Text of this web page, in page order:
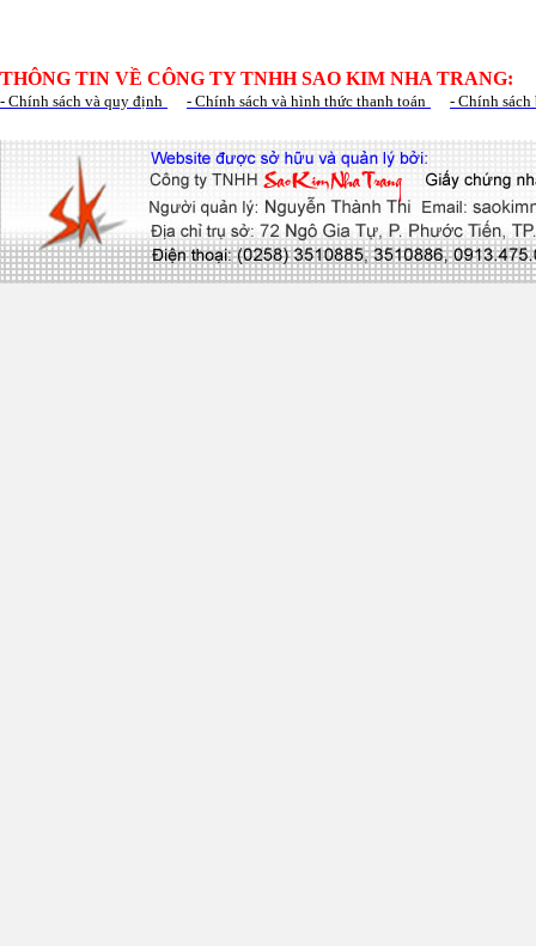
THÔNG TIN VỀ CÔNG TY TNHH SAO KIM NHA TRANG:
- Chính sách và quy định - Chính sách và hình thức thanh toán - Chính sách